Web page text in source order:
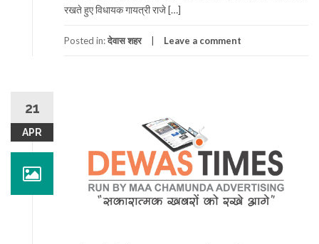
रखते हुए विधायक गायत्री राजे […]
Posted in:देवास शहर Leave a comment
21
APR